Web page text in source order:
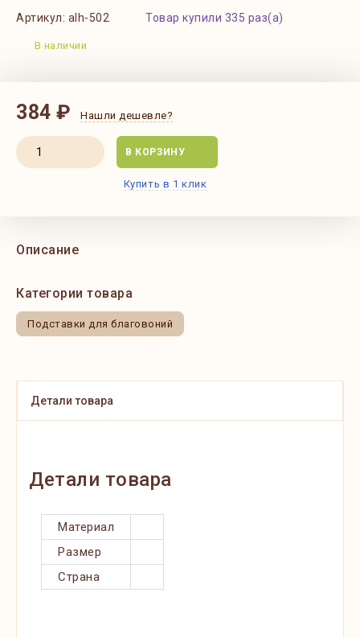
Артикул: alh-502 Товар купили 335 раз(а)
В наличии
384 ₽ Нашли дешевле?
В КОРЗИНУ
Купить в 1 клик
Описание
Категории товара
Подставки для благовоний
Детали товара
Детали товара
Материал
Размер
Страна